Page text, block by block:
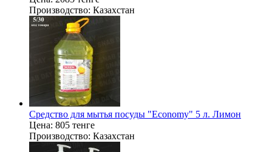
Производство: Казахстан
Средство для мытья посуды "Economy" 5 л. Лимон
Цена: 805 тенге
Производство: Казахстан